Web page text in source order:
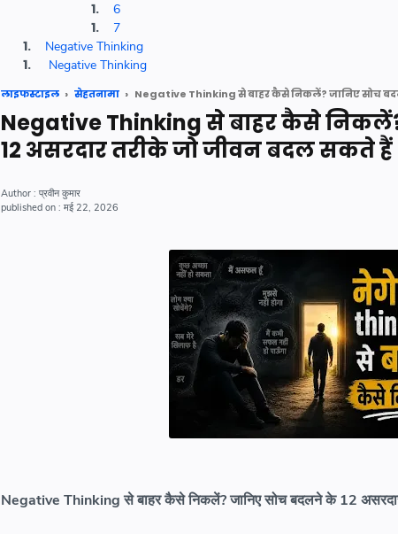
6
7
Negative Thinking
Negative Thinking
लाइफस्टाइल सेहतनामा Negative Thinking से बाहर कैसे निकलें? जानिए सोच
Negative Thinking से बाहर कैसे
12 असरदार तरीके जो जीवन बदल सकते हैं
प्रवीन कुमार
मई 22, 2026
Negative Thinking से बाहर कैसे निकलें? जानिए सोच बदलने के 12